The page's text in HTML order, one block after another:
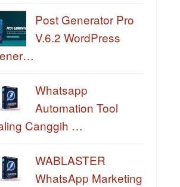
Post Generator Pro
V.6.2 WordPress
Whatsapp
Automation Tool
Canggih …
WABLASTER
WhatsApp Marketing